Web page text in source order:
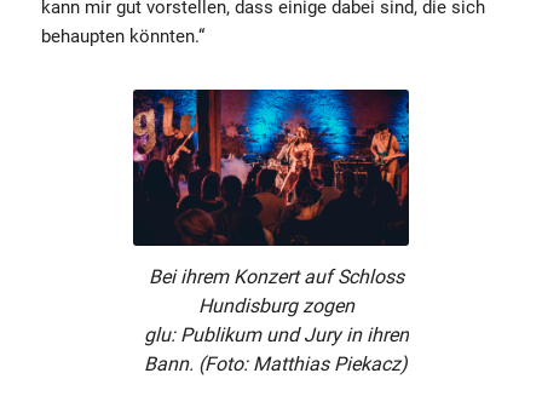
kann mir gut vorstellen, dass einige dabei sind, die sich
behaupten könnten.“
Bei ihrem Konzert auf Schloss
Hundisburg zogen
glu: Publikum und Jury in ihren
Bann. (Foto: Matthias Piekacz)